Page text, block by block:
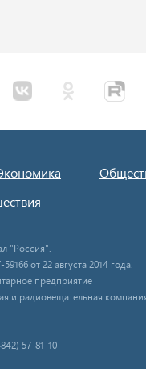
"Россия".
от 22 августа 2014 года.
предприятие
и радиовещательная
57-81-10